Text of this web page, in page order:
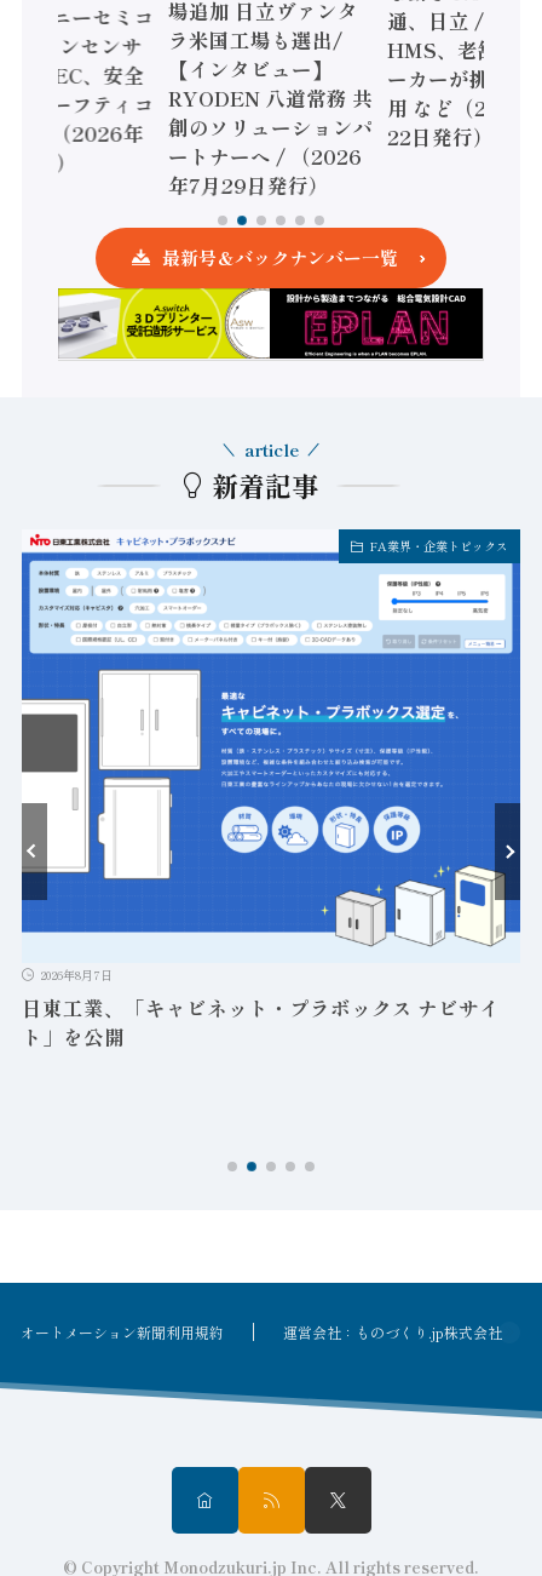
とソニーセミコ
ジョンセンサ
/ IDEC、安全
すセーフティコ
ーラ（2026年
発行）
場追加 日立ヴァンタ
ラ米国工場も選出/
【インタビュー】
RYODEN 八道常務 共
創のソリューションパ
ートナーへ / （2026
年7月29日発行）
通、日立 / 兵神
HMS、老舗ポ
ーカーが挑むデ
用 など（2026
22日発行）
最新号＆バックナンバー一覧
新着記事
article
FA業界・企業トピックス
2026年8月7日
日東工業、「キャビネット・プラボックス ナビサイ
ト」を公開
オートメーション新聞利用規約 運営会社：ものづくり.jp株式会社
© Copyright Monodzukuri.jp Inc. All rights reserved.